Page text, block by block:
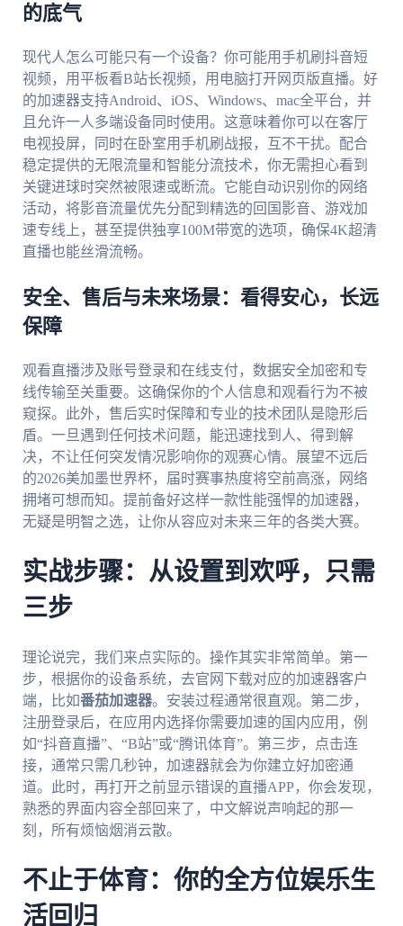
的底气
现代人怎么可能只有一个设备？你可能用手机刷抖音短
视频，用平板看B站长视频，用电脑打开网页版直播。好
的加速器支持Android、iOS、Windows、mac全平台，并
且允许一人多端设备同时使用。这意味着你可以在客厅
电视投屏，同时在卧室用手机刷战报，互不干扰。配合
稳定提供的无限流量和智能分流技术，你无需担心看到
关键进球时突然被限速或断流。它能自动识别你的网络
活动，将影音流量优先分配到精选的回国影音、游戏加
速专线上，甚至提供独享100M带宽的选项，确保4K超清
直播也能丝滑流畅。
安全、售后与未来场景：看得安心，长远
保障
观看直播涉及账号登录和在线支付，数据安全加密和专
线传输至关重要。这确保你的个人信息和观看行为不被
窥探。此外，售后实时保障和专业的技术团队是隐形后
盾。一旦遇到任何技术问题，能迅速找到人、得到解
决，不让任何突发情况影响你的观赛心情。展望不远后
的2026美加墨世界杯，届时赛事热度将空前高涨，网络
拥堵可想而知。提前备好这样一款性能强悍的加速器，
无疑是明智之选，让你从容应对未来三年的各类大赛。
实战步骤：从设置到欢呼，只需
三步
理论说完，我们来点实际的。操作其实非常简单。第一
步，根据你的设备系统，去官网下载对应的加速器客户
端，比如番茄加速器。安装过程通常很直观。第二步，
注册登录后，在应用内选择你需要加速的国内应用，例
如“抖音直播”、“B站”或“腾讯体育”。第三步，点击连
接，通常只需几秒钟，加速器就会为你建立好加密通
道。此时，再打开之前显示错误的直播APP，你会发现，
熟悉的界面内容全部回来了，中文解说声响起的那一
刻，所有烦恼烟消云散。
不止于体育：你的全方位娱乐生
活回归